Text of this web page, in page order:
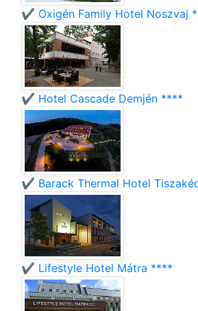
✔️ Oxigén Family Hotel Noszvaj
✔️ Hotel Cascade Demjén ****
✔️ Barack Thermal Hotel
✔️ Lifestyle Hotel Mátra ****